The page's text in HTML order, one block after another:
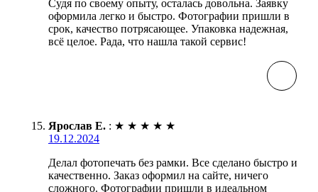
Судя по своему опыту, осталась довольна. Заявку
оформила легко и быстро. Фотографии пришли в
срок, качество потрясающее. Упаковка надежная,
всё целое. Рада, что нашла такой сервис!
Ярослав Е. : ★ ★ ★ ★ ★
19.12.2024
Делал фотопечать без рамки. Все сделано быстро и
качественно. Заказ оформил на сайте, ничего
сложного. Фотографии пришли в идеальном